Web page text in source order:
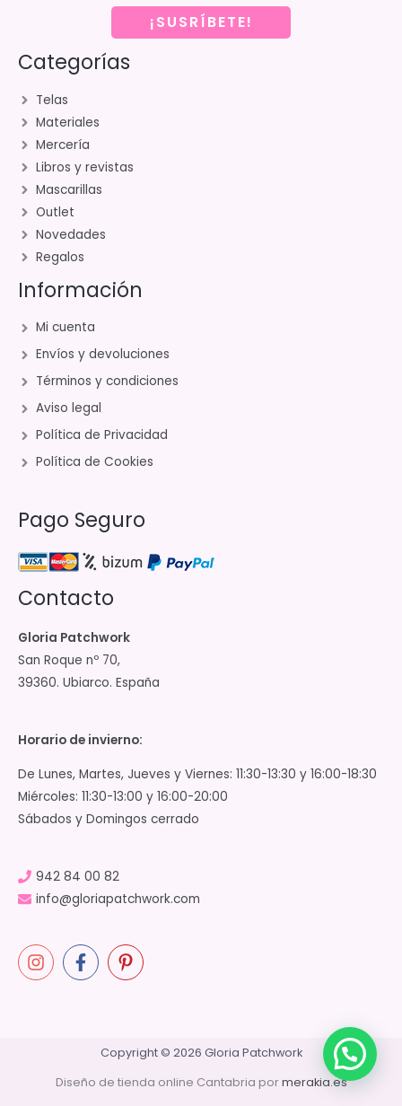
¡SUSRÍBETE!
Categorías
Telas
Materiales
Mercería
Libros y revistas
Mascarillas
Outlet
Novedades
Regalos
Información
Mi cuenta
Envíos y devoluciones
Términos y condiciones
Aviso legal
Política de Privacidad
Política de Cookies
Pago Seguro
Contacto
Gloria Patchwork
San Roque nº 70,
39360. Ubiarco. España
Horario de invierno:
De Lunes, Martes, Jueves y Viernes: 11:30-13:30 y 16:00-18:30
Miércoles: 11:30-13:00 y 16:00-20:00
Sábados y Domingos cerrado
942 84 00 82
info@gloriapatchwork.com
Copyright © 2026 Gloria Patchwork
Diseño de tienda online Cantabria pormerakia.es